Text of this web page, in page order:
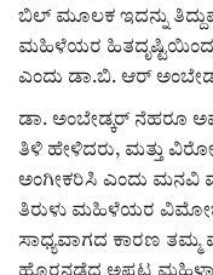
Digital Subscription
ಬಿಲ್ ಮೂಲಕ ಇದನ್ನು
ಮಹಿಳೆಯರ ಹಿತದೃಷ್ಟಿಯಿಂದ
ಎಂದು ಡಾ.ಬಿ. ಆರ್
ಡಾ. ಅಂಬೇಡ್ಕರ್ ನೆಹರೂ
ತಿಳಿ ಹೇಳಿದರು, ಮತ್ತು
ಅಂಗೀಕರಿಸಿ ಎಂದು
ತಿರುಳು ಮಹಿಳೆಯರ
ಸಾಧ್ಯವಾಗದ ಕಾರಣ ತಮ್ಮ